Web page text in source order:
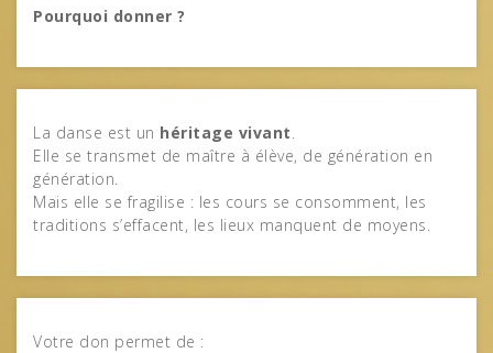
Pourquoi donner ?
La danse est un héritage vivant
Elle se transmet de maître à élève, de génération en
génération.
Mais elle se fragilise : les cours se consomment, les
traditions s’effacent, les lieux manquent de moyens.
Votre don permet de :